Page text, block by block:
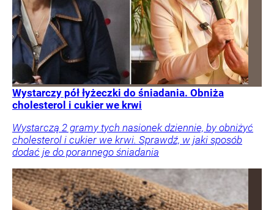
Wystarczy pół łyżeczki do śniadania. Obniża
cholesterol i cukier we krwi
Wystarczą 2 gramy tych nasionek dziennie, by obniżyć
cholesterol i cukier we krwi. Sprawdź, w jaki sposób
dodać je do porannego śniadania